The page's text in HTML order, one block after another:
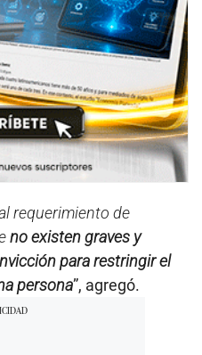
requerimiento de
no existen graves y
para restringir el
persona”, agregó.